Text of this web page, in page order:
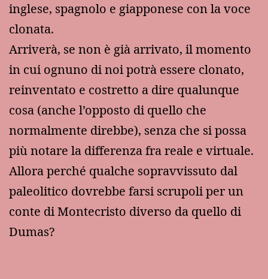
inglese, spagnolo e giapponese con la voce
clonata.
Arriverà, se non è già arrivato, il momento
in cui ognuno di noi potrà essere clonato,
reinventato e costretto a dire qualunque
cosa (anche l’opposto di quello che
normalmente direbbe), senza che si possa
più notare la differenza fra reale e virtuale.
Allora perché qualche sopravvissuto dal
paleolitico dovrebbe farsi scrupoli per un
conte di Montecristo diverso da quello di
Dumas?